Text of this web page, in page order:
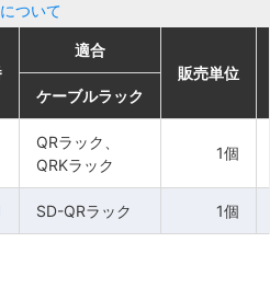
ついて
適合
販売単位
ケーブルラック
QRラック、
QRKラック
1個
SD-QRラック 1個
適合
販売単位
ケーブルラック
QRラック、
QRKラック
1個
SD-QRラック 1個
適合
販売単位
ケーブルラック
QRラック、
QRKラック
1個
SD-QRラック 1個
適合
販売単位
ケーブルラック
QRラック、
QRKラック
1個
SD-QRラック 1個